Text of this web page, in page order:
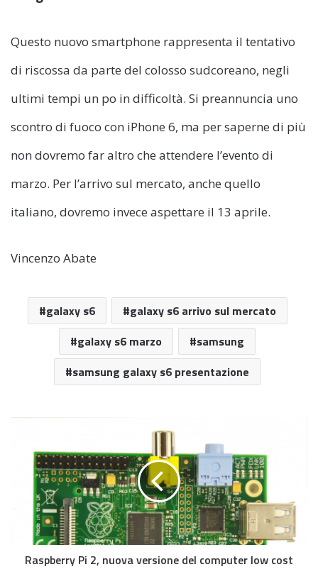
Questo nuovo smartphone rappresenta il tentativo
di riscossa da parte del colosso sudcoreano, negli
ultimi tempi un po in difficoltà. Si preannuncia uno
scontro di fuoco con iPhone 6, ma per saperne di più
non dovremo far altro che attendere l’evento di
marzo. Per l’arrivo sul mercato, anche quello
italiano, dovremo invece aspettare il 13 aprile.
Vincenzo Abate
galaxy s6
galaxy s6 arrivo sul mercato
galaxy s6 marzo
samsung
samsung galaxy s6 presentazione
Raspberry Pi 2, nuova versione del computer low cost